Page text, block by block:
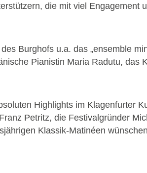
die mit viel Engagement
Burghofs u.a. das „ensemble
Pianistin Maria Radutu, das
Highlights im Klagenfurter
Petritz, die Festivalgründer
Klassik-Matinéen